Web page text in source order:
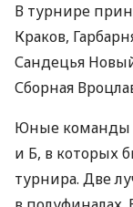
В турнире
Краков,
Сандецья
Сборная
Юные команды
и Б, в которых
турнира. Две